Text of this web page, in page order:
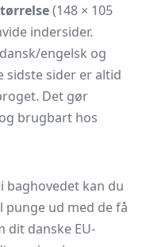
(148 × 105
indersider.
engelsk og
sidste sider er altid
Det gør
brugbart hos
baghovedet kan du
ud med de få
dit danske EU-